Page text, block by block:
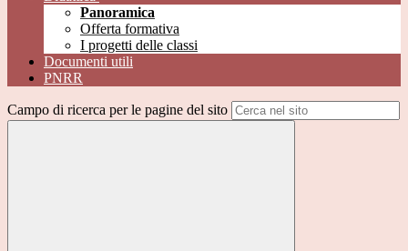
Panoramica
Offerta formativa
I progetti delle classi
Documenti utili
PNRR
Campo di ricerca per le pagine del sito